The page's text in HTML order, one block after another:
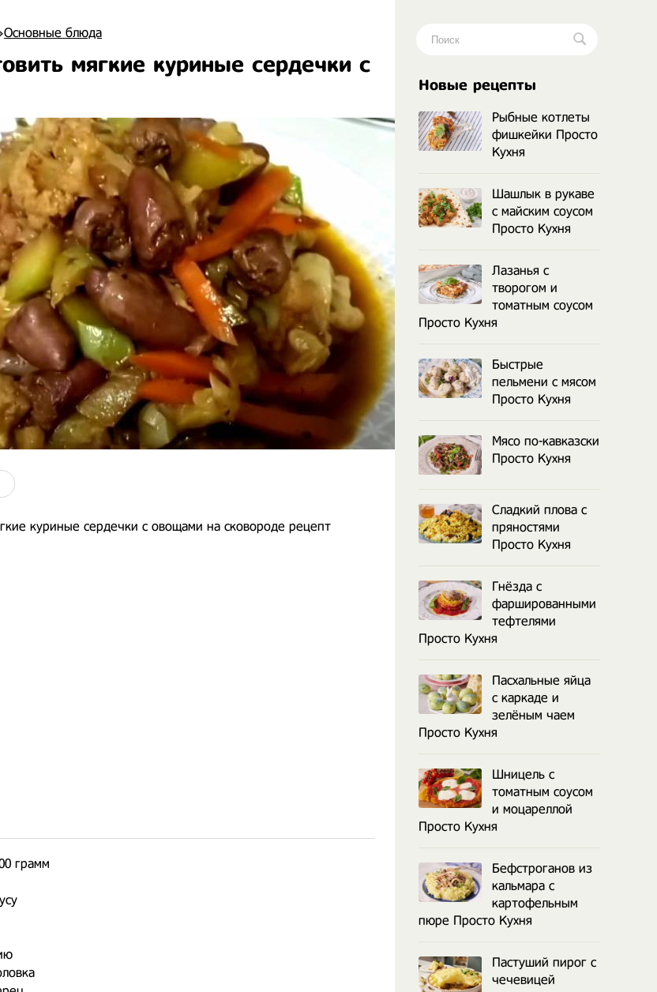
Основные блюда
мягкие куриные сердечки с
куриные сердечки с овощами на сковороде рецепт
грамм
Новые рецепты
Рыбные котлеты
фишкейки Просто
Кухня
Шашлык в рукаве
с майским соусом
Просто Кухня
Лазанья с
творогом и
томатным соусом
Просто Кухня
Быстрые
пельмени с мясом
Просто Кухня
Мясо по-кавказски
Просто Кухня
Сладкий плова с
пряностями
Просто Кухня
Гнёзда с
фаршированными
тефтелями
Просто Кухня
Пасхальные яйца
с каркаде и
зелёным чаем
Просто Кухня
Шницель с
томатным соусом
и моцареллой
Просто Кухня
Бефстроганов из
кальмара с
картофельным
пюре Просто Кухня
Пастуший пирог с
чечевицей